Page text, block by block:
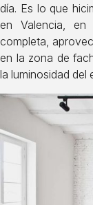
día. Es lo que
en Valencia ,
completa,
en la zona de
la luminosidad del